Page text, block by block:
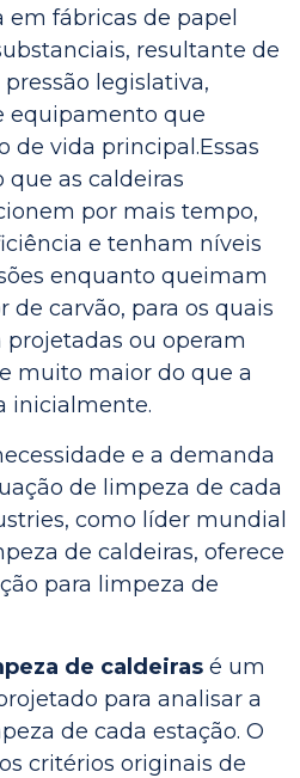
fábricas de papel
resultante de
legislativa,
equipamento que
de vida principal.Essas
que as caldeiras
por mais tempo,
e tenham níveis
enquanto queimam
carvão, para os quais
ou operam
muito maior do que a
inicialmente.
e a demanda
de limpeza de cada
como líder mundial
de caldeiras, oferece
para limpeza de
de caldeiras é um
para analisar a
de cada estação. O
critérios originais de